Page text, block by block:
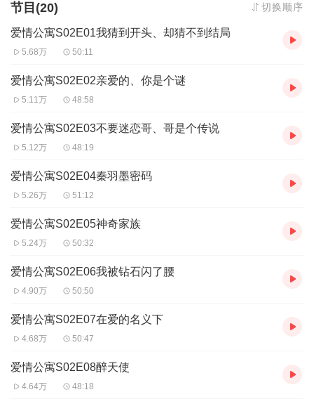
节目(20) 切换顺序
爱情公寓S02E01我猜到开头、却猜不到结局
5.68万 50:11
爱情公寓S02E02亲爱的、你是个谜
5.11万 48:58
爱情公寓S02E03不要迷恋哥、哥是个传说
5.12万 48:19
爱情公寓S02E04秦羽墨密码
5.26万 51:12
爱情公寓S02E05神奇家族
5.24万 50:32
爱情公寓S02E06我被钻石闪了腰
4.90万 50:50
爱情公寓S02E07在爱的名义下
4.68万 50:47
爱情公寓S02E08醉天使
4.64万 48:18